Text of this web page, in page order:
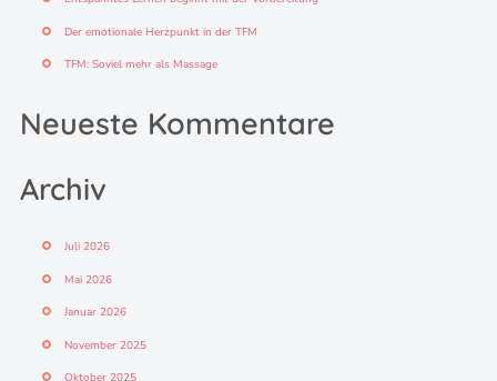
Der emotionale Herzpunkt in der TFM
TFM: Soviel mehr als Massage
Neueste Kommentare
Archiv
Juli 2026
Mai 2026
Januar 2026
November 2025
Oktober 2025